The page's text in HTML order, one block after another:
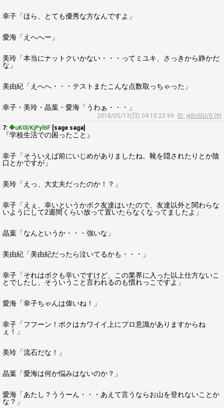
幸子「ほら、とても優秀な方なんですよ」
愛海「えへへー」
美玲「本当にナットクいかない・・・ってミユキ、さっきから静かだ
な」
美由紀「えへへ・・・テストまたこんな点数取っちゃった」
幸子・美玲・晶葉・愛海「うわぁ・・・」
2018/05/13(日) 04:10:23.99
ID: yj8cGlU/0 (9)
7: ◆uK0l/KjPyl6F [sage saga]
『学校生活での困ったこと』
幸子「そういえば前にいじめがありましたね。靴を隠されたりとか陰
口とかですが」
美玲「えっ、大丈夫だったのか！？」
幸子「えぇ、幸いというかボク友達はいたので、友達以外と関わらな
いようにして2週間くらい放って置いたらなくなってましたよ」
晶葉「なんというか・・・強いな」
美由紀「美由紀だったら泣いてるかも・・・」
幸子「それはボクも辛いですけど、この業界に入った以上仕方ないこ
とでしたし、そういうこと言われるのも慣れっこですよ」
愛海「幸子ちゃんは偉いね！」
幸子「フフーン！ボクはカワイイ上にプロ意識がありますからね
ぇ！」
美玲「流石だな！」
晶葉「愛海は何か悩みはないのか？」
愛海「あたし？ううーん・・・あえて言うならお山を登れないことか
な？」